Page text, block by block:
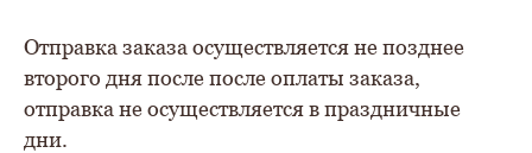
Отправка заказа осуществляется не позднее
второго дня после после оплаты заказа,
отправка не осуществляется в праздничные
дни.